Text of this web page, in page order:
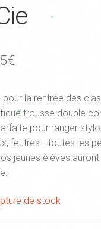
€
pour la rentrée des
trousse double
pour ranger
feutres… toutes les
jeunes élèves
de stock